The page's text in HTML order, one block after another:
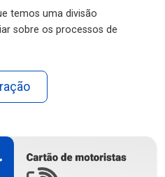
temos uma divisão
sobre os processos de